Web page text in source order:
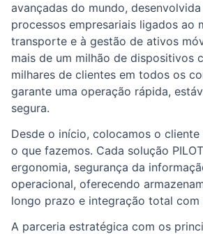
avançadas do mundo,
processos empresariais ligados ao
transporte e à gestão de ativos
mais de um milhão de dispositivos
milhares de clientes em todos os
garante uma operação rápida,
segura.
Desde o início, colocamos o
o que fazemos. Cada solução
ergonomia, segurança da
operacional, oferecendo
longo prazo e integração total com
A parceria estratégica com os